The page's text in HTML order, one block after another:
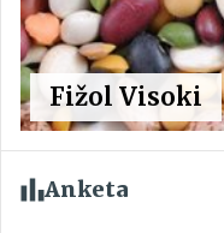
Fižol Visoki
Anketa